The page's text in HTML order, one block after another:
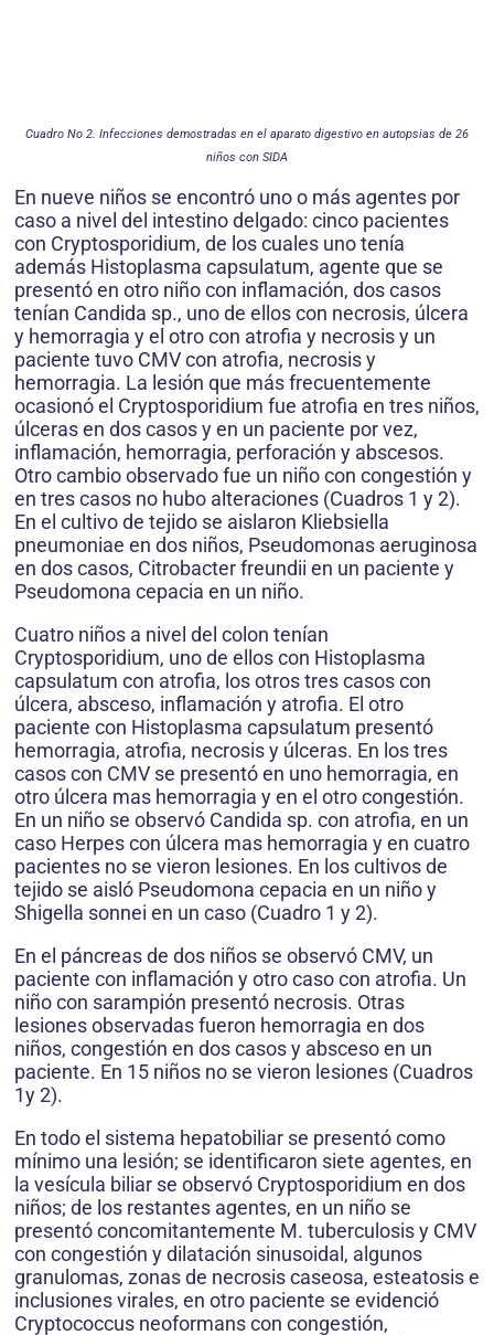
Cuadro No 2. Infecciones demostradas en el aparato digestivo en autopsias de 26
niños con SIDA
En nueve niños se encontró uno o más agentes por
caso a nivel del intestino delgado: cinco pacientes
con Cryptosporidium, de los cuales uno tenía
además Histoplasma capsulatum, agente que se
presentó en otro niño con inflamación, dos casos
tenían Candida sp., uno de ellos con necrosis, úlcera
y hemorragia y el otro con atrofia y necrosis y un
paciente tuvo CMV con atrofia, necrosis y
hemorragia. La lesión que más frecuentemente
ocasionó el Cryptosporidium fue atrofia en tres niños,
úlceras en dos casos y en un paciente por vez,
inflamación, hemorragia, perforación y abscesos.
Otro cambio observado fue un niño con congestión y
en tres casos no hubo alteraciones (Cuadros 1 y 2).
En el cultivo de tejido se aislaron Kliebsiella
pneumoniae en dos niños, Pseudomonas aeruginosa
en dos casos, Citrobacter freundii en un paciente y
Pseudomona cepacia en un niño.
Cuatro niños a nivel del colon tenían
Cryptosporidium, uno de ellos con Histoplasma
capsulatum con atrofia, los otros tres casos con
úlcera, absceso, inflamación y atrofia. El otro
paciente con Histoplasma capsulatum presentó
hemorragia, atrofia, necrosis y úlceras. En los tres
casos con CMV se presentó en uno hemorragia, en
otro úlcera mas hemorragia y en el otro congestión.
En un niño se observó Candida sp. con atrofia, en un
caso Herpes con úlcera mas hemorragia y en cuatro
pacientes no se vieron lesiones. En los cultivos de
tejido se aisló Pseudomona cepacia en un niño y
Shigella sonnei en un caso (Cuadro 1 y 2).
En el páncreas de dos niños se observó CMV, un
paciente con inflamación y otro caso con atrofia. Un
niño con sarampión presentó necrosis. Otras
lesiones observadas fueron hemorragia en dos
niños, congestión en dos casos y absceso en un
paciente. En 15 niños no se vieron lesiones (Cuadros
1y 2).
En todo el sistema hepatobiliar se presentó como
mínimo una lesión; se identificaron siete agentes, en
la vesícula biliar se observó Cryptosporidium en dos
niños; de los restantes agentes, en un niño se
presentó concomitantemente M. tuberculosis y CMV
con congestión y dilatación sinusoidal, algunos
granulomas, zonas de necrosis caseosa, esteatosis e
inclusiones virales, en otro paciente se evidenció
Cryptococcus neoformans con congestión,